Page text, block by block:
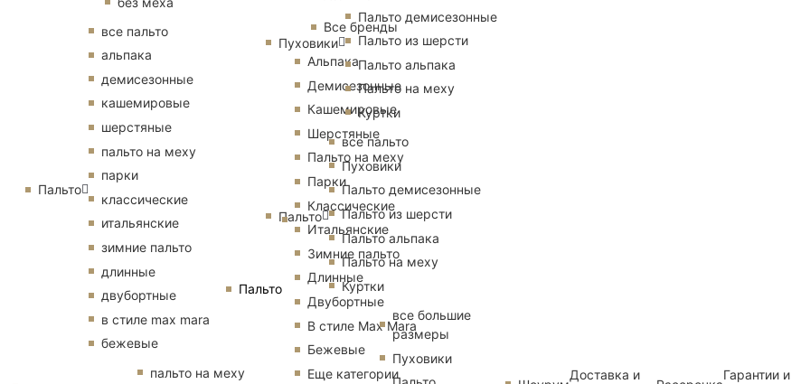
Все бренды
Пальто
Альпака
Демисезонные
Кашемировые
Шерстяные
Пальто на меху
Парки
Классические
Итальянские
Зимние пальто
Длинные
Двубортные
В стиле Max Mara
Бежевые
Еще категории
Пальто
все пальто
альпака
демисезонные
кашемировые
шерстяные
пальто на меху
парки
классические
итальянские
зимние пальто
длинные
двубортные
в стиле max mara
бежевые
пальто на меху
Пуховики
Пальто демисезонные
Пальто из шерсти
Пальто альпака
Пальто на меху
Куртки
Пальто
все пальто
Пуховики
Пальто демисезонные
Пальто из шерсти
Пальто альпака
Пальто на меху
Куртки
все большие
размеры
Пуховики
Доставка и
Гарантии и